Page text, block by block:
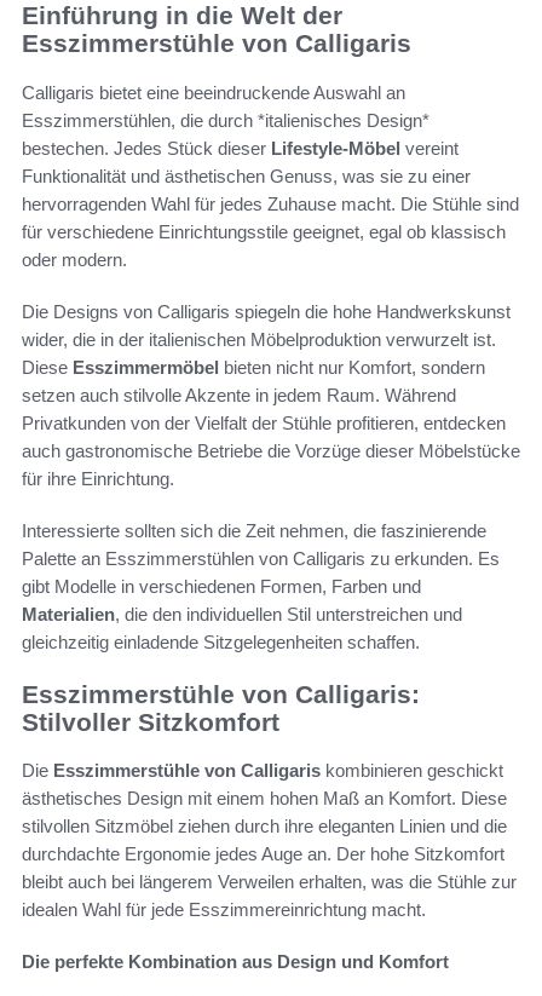
Einführung in die Welt der
Esszimmerstühle von Calligaris
Calligaris bietet eine beeindruckende Auswahl an
Esszimmerstühlen, die durch *italienisches Design*
bestechen. Jedes Stück dieser Lifestyle-Möbel vereint
Funktionalität und ästhetischen Genuss, was sie zu einer
hervorragenden Wahl für jedes Zuhause macht. Die Stühle sind
für verschiedene Einrichtungsstile geeignet, egal ob klassisch
oder modern.
Die Designs von Calligaris spiegeln die hohe Handwerkskunst
wider, die in der italienischen Möbelproduktion verwurzelt ist.
Diese Esszimmermöbel bieten nicht nur Komfort, sondern
setzen auch stilvolle Akzente in jedem Raum. Während
Privatkunden von der Vielfalt der Stühle profitieren, entdecken
auch gastronomische Betriebe die Vorzüge dieser Möbelstücke
für ihre Einrichtung.
Interessierte sollten sich die Zeit nehmen, die faszinierende
Palette an Esszimmerstühlen von Calligaris zu erkunden. Es
gibt Modelle in verschiedenen Formen, Farben und
Materialien, die den individuellen Stil unterstreichen und
gleichzeitig einladende Sitzgelegenheiten schaffen.
Esszimmerstühle von Calligaris:
Stilvoller Sitzkomfort
Die Esszimmerstühle von Calligaris kombinieren geschickt
ästhetisches Design mit einem hohen Maß an Komfort. Diese
stilvollen Sitzmöbel ziehen durch ihre eleganten Linien und die
durchdachte Ergonomie jedes Auge an. Der hohe Sitzkomfort
bleibt auch bei längerem Verweilen erhalten, was die Stühle zur
idealen Wahl für jede Esszimmereinrichtung macht.
Die perfekte Kombination aus Design und Komfort